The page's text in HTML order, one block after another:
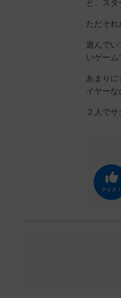
と、ス
ただそれ
遊んでい
いゲーム
あまりに
イヤーな
２人で
ナイス！